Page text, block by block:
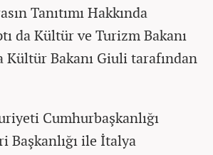
Tanıtımı Hakkında
da Kültür ve Turizm Bakanı
Bakanı Giuli tarafından
Cumhurbaşkanlığı
Başkanlığı ile İtalya